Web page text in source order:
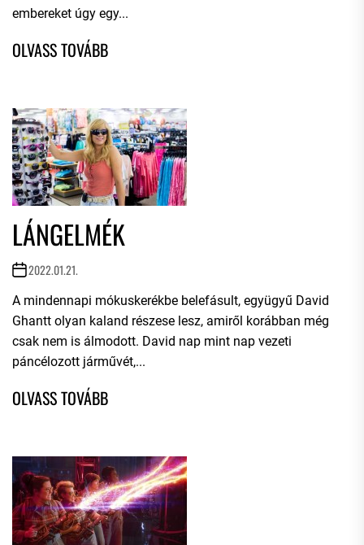
embereket úgy egy...
LÁNGELMÉK
2022.01.21.
A mindennapi mókuskerékbe belefásult, együgyű David
Ghantt olyan kaland részese lesz, amiről korábban még
csak nem is álmodott. David nap mint nap vezeti
páncélozott járművét,...